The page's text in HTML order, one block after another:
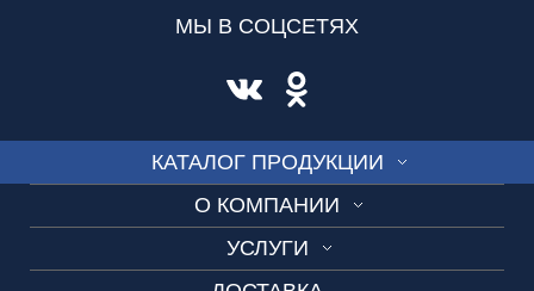
КАТАЛОГ ПРОДУКЦИИ
О КОМПАНИИ
УСЛУГИ
МЫ В СОЦСЕТЯХ